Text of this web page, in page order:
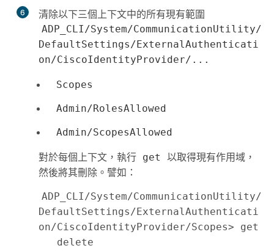
6 清除以下三個上下文中的所有現有範圍
ADP_CLI/System/CommunicationUtility/
DefaultSettings/ExternalAuthenticati
on/CiscoIdentityProvider/...
Scopes
Admin/RolesAllowed
Admin/ScopesAllowed
對於每個上下文，執行 get
以取得現有作用域，
然後將其刪除。譬如：
ADP_CLI/System/CommunicationUtility/
DefaultSettings/ExternalAuthenticati
on/CiscoIdentityProvider/Scopes> get
   delete